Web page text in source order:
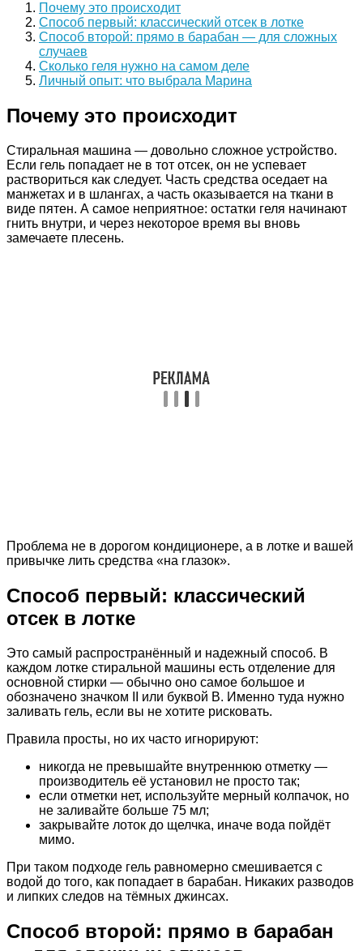
Почему это происходит
Способ первый: классический отсек в лотке
Способ второй: прямо в барабан — для сложных
случаев
Сколько геля нужно на самом деле
Личный опыт: что выбрала Марина
Почему это происходит
Стиральная машина — довольно сложное устройство.
Если гель попадает не в тот отсек, он не успевает
раствориться как следует. Часть средства оседает на
манжетах и в шлангах, а часть оказывается на ткани в
виде пятен. А самое неприятное: остатки геля начинают
гнить внутри, и через некоторое время вы вновь
замечаете плесень.
Проблема не в дорогом кондиционере, а в лотке и вашей
привычке лить средства «на глазок».
Способ первый: классический
отсек в лотке
Это самый распространённый и надежный способ. В
каждом лотке стиральной машины есть отделение для
основной стирки — обычно оно самое большое и
обозначено значком II или буквой B. Именно туда нужно
заливать гель, если вы не хотите рисковать.
Правила просты, но их часто игнорируют:
никогда не превышайте внутреннюю отметку —
производитель её установил не просто так;
если отметки нет, используйте мерный колпачок, но
не заливайте больше 75 мл;
закрывайте лоток до щелчка, иначе вода пойдёт
мимо.
При таком подходе гель равномерно смешивается с
водой до того, как попадает в барабан. Никаких разводов
и липких следов на тёмных джинсах.
Способ второй: прямо в барабан